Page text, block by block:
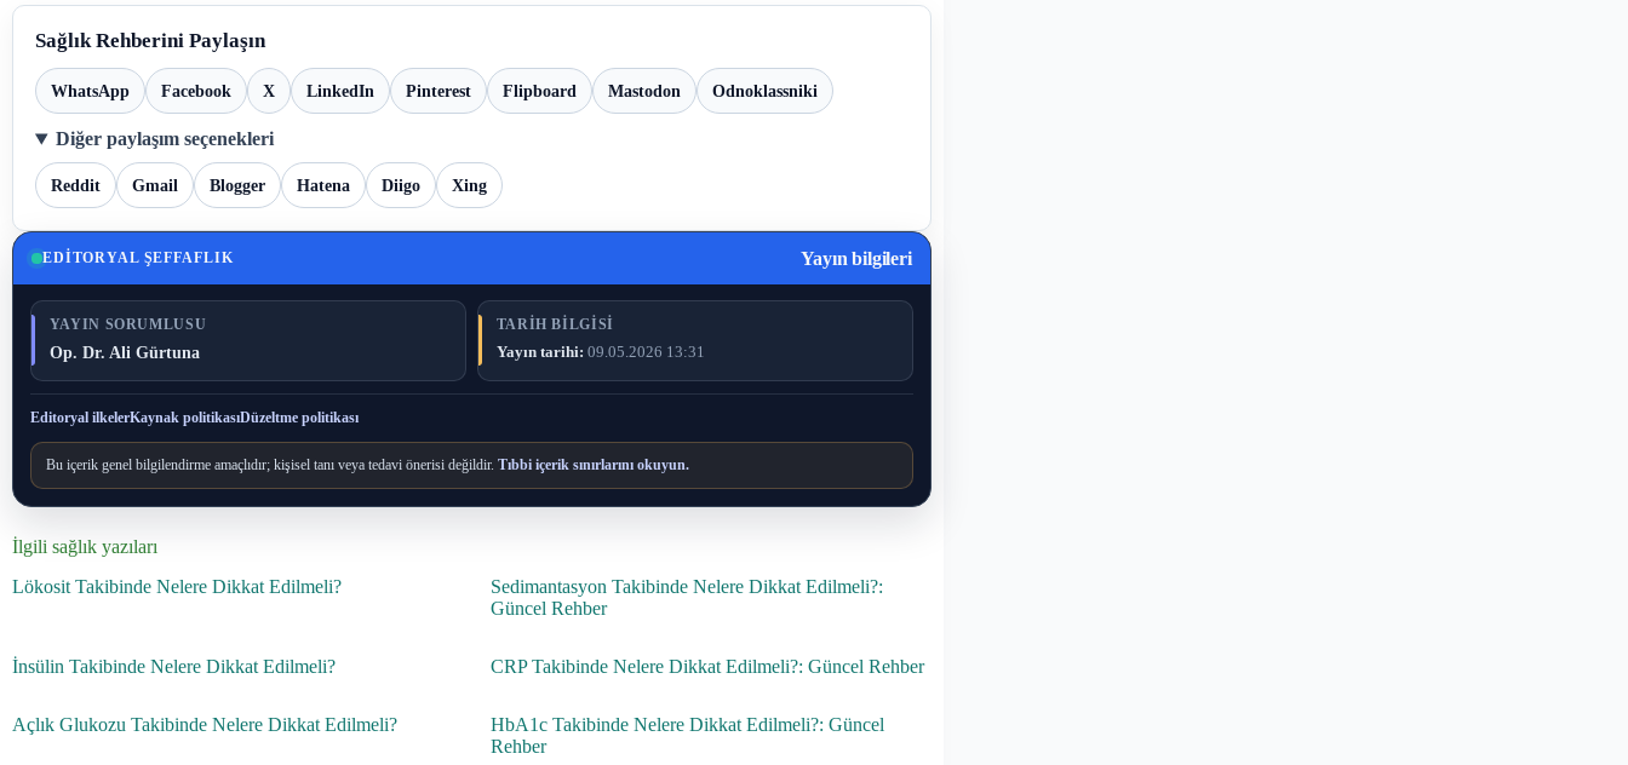
Sağlık Rehberini Paylaşın
WhatsApp Facebook X LinkedIn Pinterest Flipboard Mastodon Odnoklassniki
Diğer paylaşım seçenekleri
Reddit Gmail Blogger Hatena Diigo Xing
EDITORYAL ŞEFFAFLIK Yayın bilgileri
YAYIN SORUMLUSU
Op. Dr. Ali Gürtuna
TARIH BILGISI
Yayın tarihi: 09.05.2026 13:31
Editoryal ilkelerKaynak politikasıDüzeltme politikası
Bu içerik genel bilgilendirme amaçlıdır; kişisel tanı veya tedavi önerisi değildir. Tıbbi içerik sınırlarını okuyun.
İlgili sağlık yazıları
Lökosit Takibinde Nelere Dikkat Edilmeli?
Sedimantasyon Takibinde Nelere Dikkat Edilmeli?:
Güncel Rehber
İnsülin Takibinde Nelere Dikkat Edilmeli? CRP Takibinde Nelere Dikkat Edilmeli?: Güncel Rehber
Açlık Glukozu Takibinde Nelere Dikkat Edilmeli?
HbA1c Takibinde Nelere Dikkat Edilmeli?: Güncel
Rehber